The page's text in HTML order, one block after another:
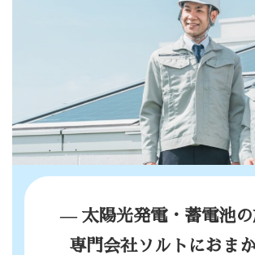
— 太陽光発電・蓄電池の
専門会社ソルトにおま